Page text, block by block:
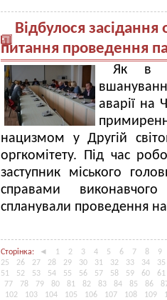
Відбулося засідання
питання проведення
Як в
аварії на
нацизмом у Другій
оргкомітету. Під час
заступник міського
справами
спланували проведення
Сторінка: ◄ 1 2 3 4 5 6 7 8
9
25
26 27 28 29 30 31 32 33 34
35
51
52 53 54 55 56 57 58 59 60
61
77
78 79 80 81 82 83 84 85 86
102
103 104 105 106 107 108 109